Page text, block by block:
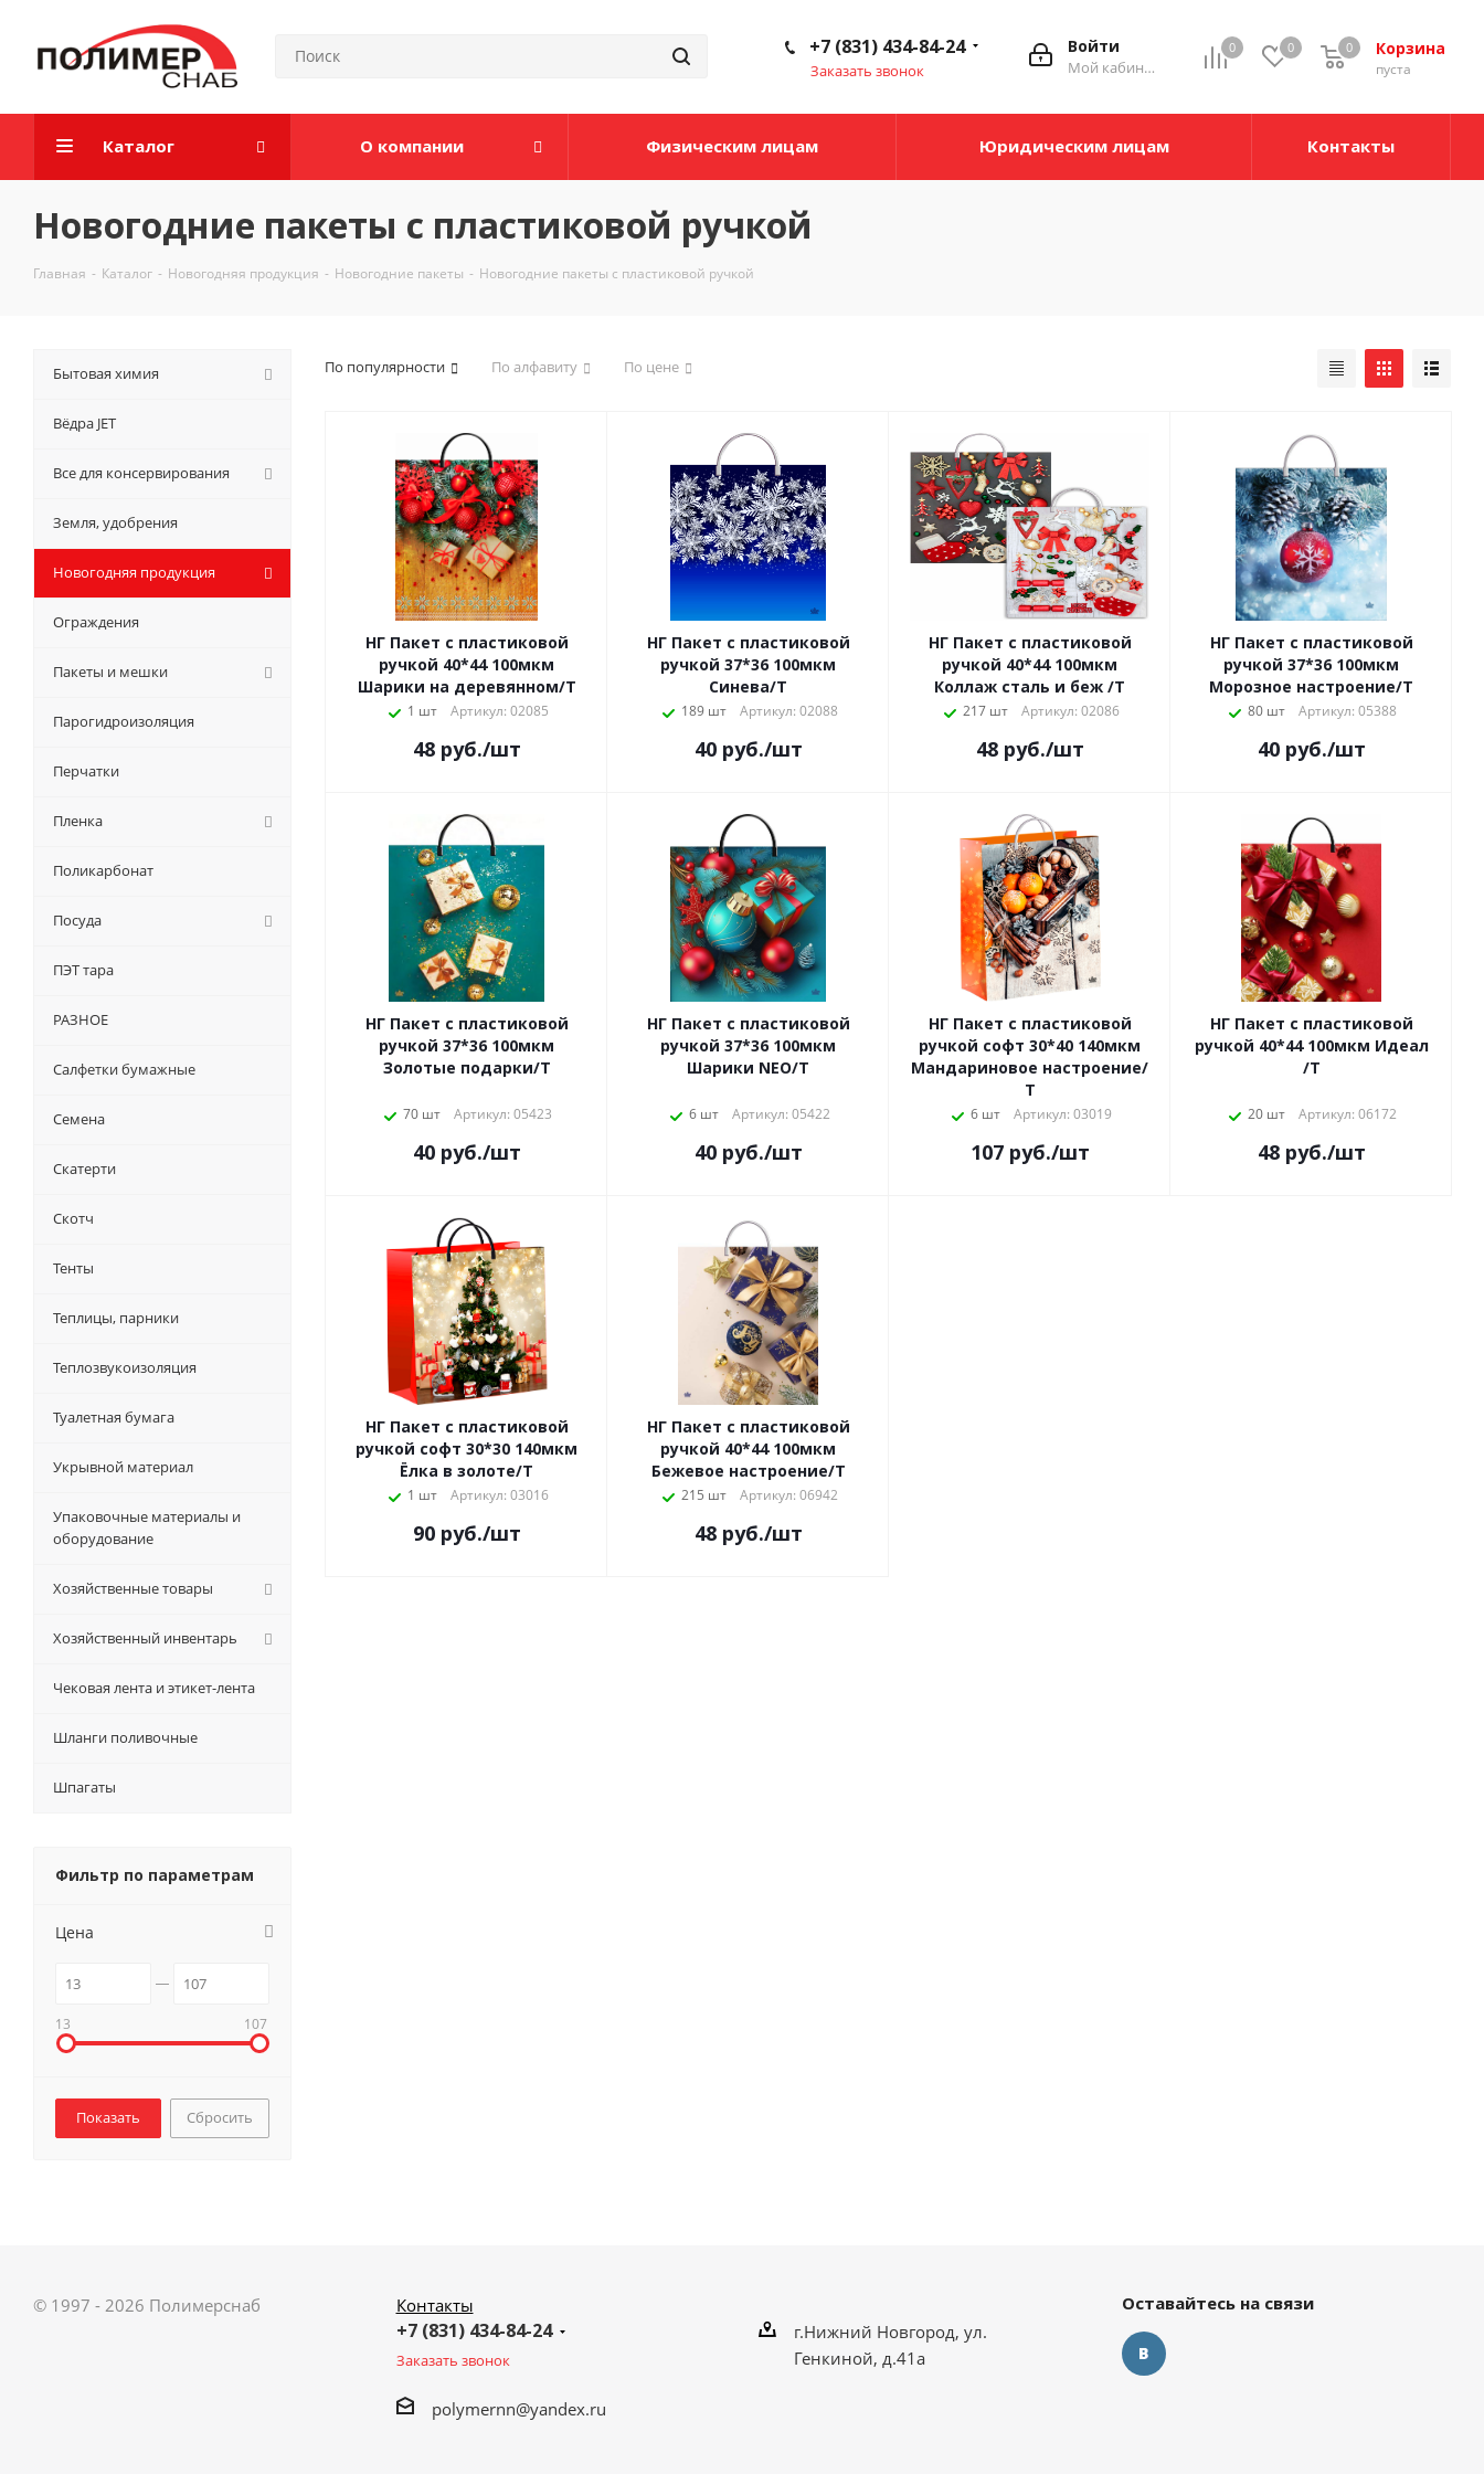
0 0 Корзина
пуста
0
Войти
Мой кабинет
+7 (831) 434-84-24
Заказать звонок
Каталог О компании Физическим лицам Юридическим лицам Контакты
Новогодние пакеты с пластиковой ручкой
Главная - Каталог - Новогодняя продукция - Новогодние пакеты - Новогодние пакеты с пластиковой ручкой
По популярности По алфавиту По цене
НГ Пакет с пластиковой
ручкой 40*44 100мкм
Шарики на деревянном/Т
1 шт Артикул: 02085
48руб./шт
НГ Пакет с пластиковой
ручкой 37*36 100мкм
Синева/Т
189 шт Артикул: 02088
40руб./шт
НГ Пакет с пластиковой
ручкой 40*44 100мкм
Коллаж сталь и беж /Т
217 шт Артикул: 02086
48руб./шт
НГ Пакет с пластиковой
ручкой 37*36 100мкм
Морозное настроение/Т
80 шт Артикул: 05388
40руб./шт
НГ Пакет с пластиковой
ручкой 37*36 100мкм
Золотые подарки/Т
70 шт Артикул: 05423
40руб./шт
НГ Пакет с пластиковой
ручкой 37*36 100мкм
Шарики NEO/Т
6 шт Артикул: 05422
40руб./шт
НГ Пакет с пластиковой
ручкой софт 30*40 140мкм
Мандариновое настроение/
Т
6 шт Артикул: 03019
107руб./шт
НГ Пакет с пластиковой
ручкой 40*44 100мкм Идеал
/Т
20 шт Артикул: 06172
48руб./шт
НГ Пакет с пластиковой
ручкой софт 30*30 140мкм
Ёлка в золоте/Т
1 шт Артикул: 03016
90руб./шт
НГ Пакет с пластиковой
ручкой 40*44 100мкм
Бежевое настроение/Т
215 шт Артикул: 06942
48руб./шт
Бытовая химия
Вёдра JET
Все для консервирования
Земля, удобрения
Новогодняя продукция
Ограждения
Пакеты и мешки
Парогидроизоляция
Перчатки
Пленка
Поликарбонат
Посуда
ПЭТ тара
РАЗНОЕ
Салфетки бумажные
Семена
Скатерти
Скотч
Тенты
Теплицы, парники
Теплозвукоизоляция
Туалетная бумага
Укрывной материал
Упаковочные материалы и
оборудование
Хозяйственные товары
Хозяйственный инвентарь
Чековая лента и этикет-лента
Шланги поливочные
Шпагаты
Фильтр по параметрам
Цена
13 107
Сбросить
© 1997 - 2026 Полимерснаб Контакты
+7 (831) 434-84-24
Заказать звонок
polymernn@yandex.ru
г.Нижний Новгород, ул.
Генкиной, д.41а
Оставайтесь на связи